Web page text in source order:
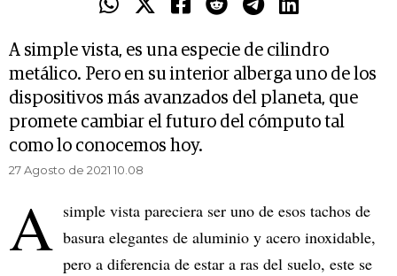
A simple vista, es una especie de cilindro
metálico. Pero en su interior alberga uno de los
dispositivos más avanzados del planeta, que
promete cambiar el futuro del cómputo tal
como lo conocemos hoy.
27 Agosto de 2021 10.08
A simple vista pareciera ser uno de esos tachos de
basura elegantes de aluminio y acero inoxidable,
pero a diferencia de estar a ras del suelo, este se